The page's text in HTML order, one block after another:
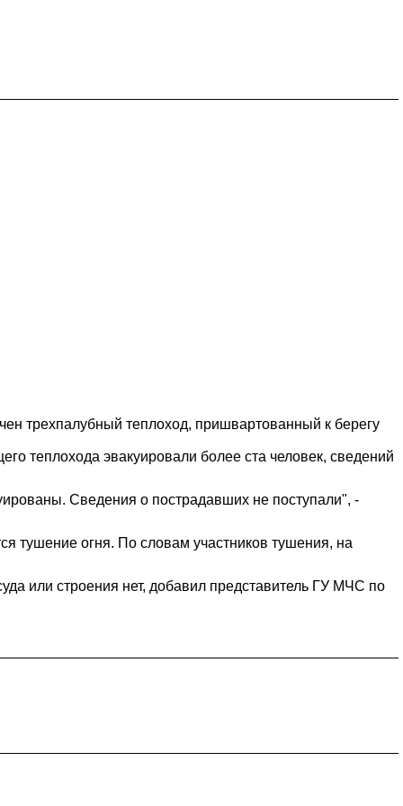
трехпалубный теплоход, пришвартованный к берегу
теплохода эвакуировали более ста человек, сведений
Сведения о пострадавших не поступали", -
тушение огня. По словам участников тушения, на
или строения нет, добавил представитель ГУ МЧС по